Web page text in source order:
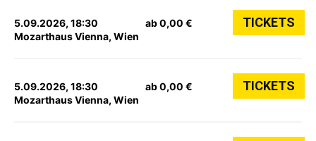
5.09.2026, 18:30
Mozarthaus Vienna, Wien
ab 0,00 € TICKETS
5.09.2026, 18:30
Mozarthaus Vienna, Wien
ab 0,00 € TICKETS